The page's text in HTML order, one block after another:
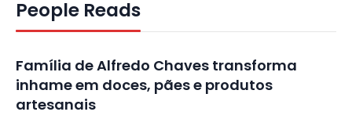
People Reads
Família de Alfredo Chaves transforma
inhame em doces, pães e produtos
artesanais